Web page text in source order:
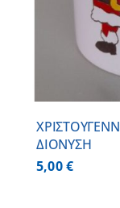
ΔΙΟΝΥΣΗ
5,00€